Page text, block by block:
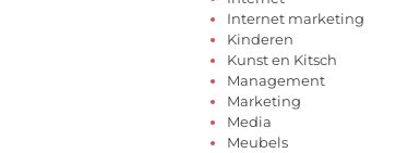
Internet marketing
Kinderen
Kunst en Kitsch
Management
Marketing
Media
Meubels